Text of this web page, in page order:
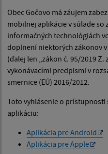
Obec Gočovo má záujem
mobilnej aplikácie v súlade so
informačných technológiách
doplnení niektorých zákonov
(ďalej len „zákon č. 95/2019 Z.
vykonávacími predpismi v
smernice (EÚ) 2016/2012.
Toto vyhlásenie o prístupnosti
aplikáciu:
Aplikácia pre Android
Aplikácia pre Apple